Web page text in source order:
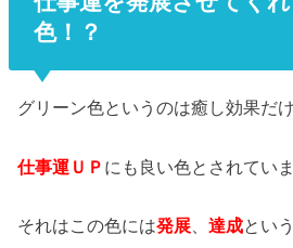
色！？
グリーン色というのは癒し効果だけ
仕事運ＵＰ にも良い色とされていま
それはこの色には発展 、達成とい